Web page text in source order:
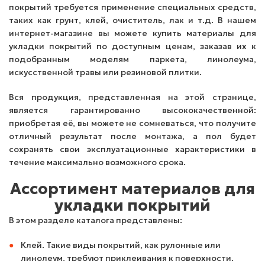
покрытий требуется применение специальных средств,
таких как грунт, клей, очиститель, лак и т.д. В нашем
интернет-магазине вы можете купить материалы для
укладки покрытий по доступным ценам, заказав их к
подобранным моделям паркета, линолеума,
искусственной травы или резиновой плитки.
Вся продукция, представленная на этой странице,
является гарантированно высококачественной:
приобретая её, вы можете не сомневаться, что получите
отличный результат после монтажа, а пол будет
сохранять свои эксплуатационные характеристики в
течение максимально возможного срока.
Ассортимент материалов для
укладки покрытий
В этом разделе каталога представлены:
Клей. Такие виды покрытий, как рулонные или
линолеум, требуют приклеивания к поверхности.